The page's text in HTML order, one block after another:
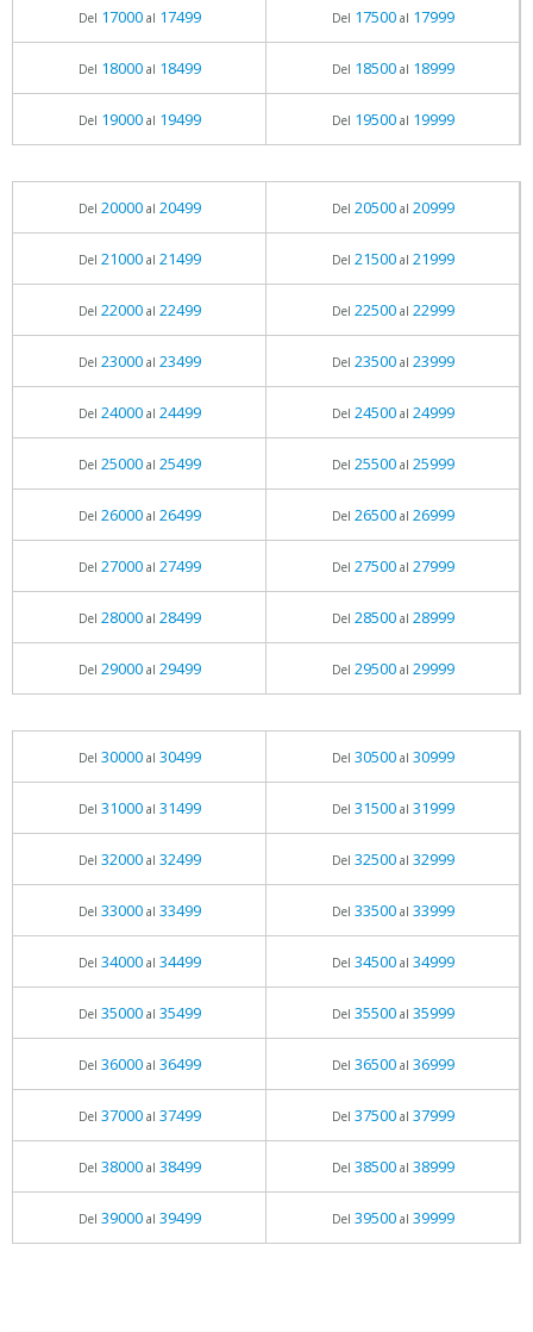
Del 17000al 17499 Del 17500al 17999
Del 18000al 18499 Del 18500al 18999
Del 19000al 19499 Del 19500al 19999
Del 20000al 20499 Del 20500al 20999
Del 21000al 21499 Del 21500al 21999
Del 22000al 22499 Del 22500al 22999
Del 23000al 23499 Del 23500al 23999
Del 24000al 24499 Del 24500al 24999
Del 25000al 25499 Del 25500al 25999
Del 26000al 26499 Del 26500al 26999
Del 27000al 27499 Del 27500al 27999
Del 28000al 28499 Del 28500al 28999
Del 29000al 29499 Del 29500al 29999
Del 30000al 30499 Del 30500al 30999
Del 31000al 31499 Del 31500al 31999
Del 32000al 32499 Del 32500al 32999
Del 33000al 33499 Del 33500al 33999
Del 34000al 34499 Del 34500al 34999
Del 35000al 35499 Del 35500al 35999
Del 36000al 36499 Del 36500al 36999
Del 37000al 37499 Del 37500al 37999
Del 38000al 38499 Del 38500al 38999
Del 39000al 39499 Del 39500al 39999